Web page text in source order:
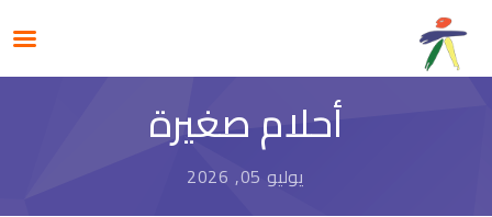
أحلام صغيرة
يوليو 05, 2026